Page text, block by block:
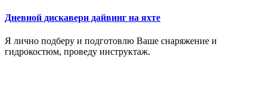
Дневной дискавери дайвинг на яхте
Я лично подберу и подготовлю Ваше снаряжение и
гидрокостюм, проведу инструктаж.